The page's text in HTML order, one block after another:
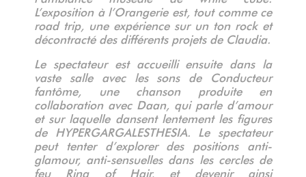
L’exposition à l’Orangerie est, tout comme ce
road trip, une expérience sur un ton rock et
décontracté des différents projets de Claudia.
Le spectateur est accueilli ensuite dans la
vaste salle avec les sons de Conducteur
fantôme, une chanson produite en
collaboration avec Daan, qui parle d’amour
et sur laquelle dansent lentement les figures
de HYPERGARGALESTHESIA. Le spectateur
peut tenter d’explorer des positions anti-
glamour, anti-sensuelles dans les cercles de
feu Ring of Hair, et devenir ainsi